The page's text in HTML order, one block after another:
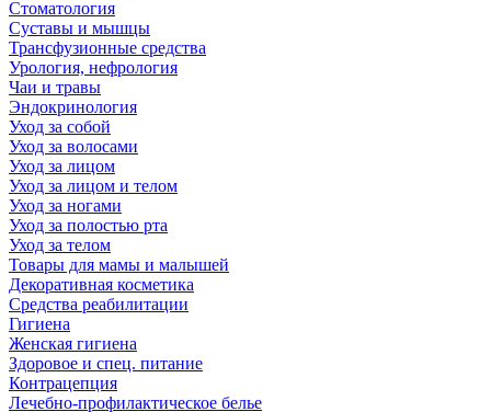
Стоматология
Суставы и мышцы
Трансфузионные средства
Урология, нефрология
Чаи и травы
Эндокринология
Уход за собой
Уход за волосами
Уход за лицом
Уход за лицом и телом
Уход за ногами
Уход за полостью рта
Уход за телом
Товары для мамы и малышей
Декоративная косметика
Средства реабилитации
Гигиена
Женская гигиена
Здоровое и спец. питание
Контрацепция
Лечебно-профилактическое белье